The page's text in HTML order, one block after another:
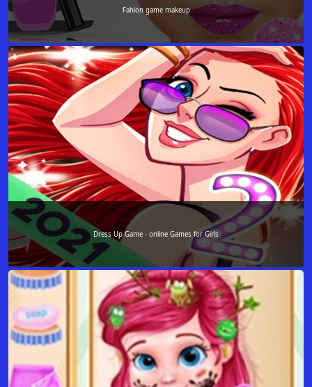
Fahion game makeup
Dress Up Game - online Games for Girls